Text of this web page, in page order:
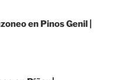
en Pinos Genil |